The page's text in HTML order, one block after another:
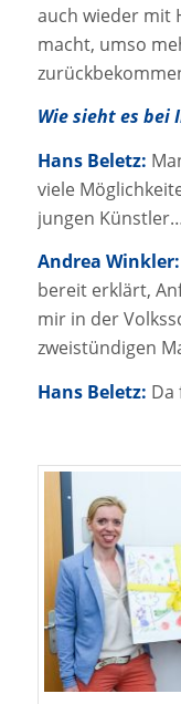
auch wieder mit
macht, umso
Wie sieht es bei
Hans Beletz:
viele
jungen
Andrea Winkler:
bereit erklärt,
mir in der
zweistündigen
Hans Beletz: Da